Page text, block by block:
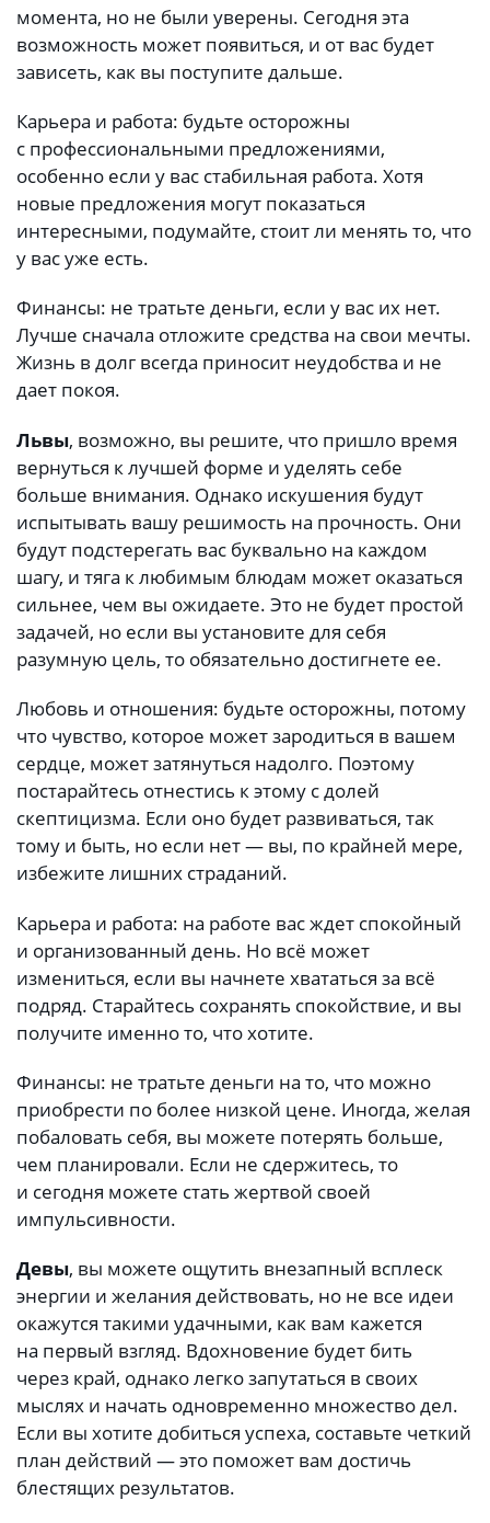
момента, но не были уверены. Сегодня эта
возможность может появиться, и от вас будет
зависеть, как вы поступите дальше.
Карьера и работа: будьте осторожны
с профессиональными предложениями,
особенно если у вас стабильная работа. Хотя
новые предложения могут показаться
интересными, подумайте, стоит ли менять то, что
у вас уже есть.
Финансы: не тратьте деньги, если у вас их нет.
Лучше сначала отложите средства на свои мечты.
Жизнь в долг всегда приносит неудобства и не
дает покоя.
Львы, возможно, вы решите, что пришло время
вернуться к лучшей форме и уделять себе
больше внимания. Однако искушения будут
испытывать вашу решимость на прочность. Они
будут подстерегать вас буквально на каждом
шагу, и тяга к любимым блюдам может оказаться
сильнее, чем вы ожидаете. Это не будет простой
задачей, но если вы установите для себя
разумную цель, то обязательно достигнете ее.
Любовь и отношения: будьте осторожны, потому
что чувство, которое может зародиться в вашем
сердце, может затянуться надолго. Поэтому
постарайтесь отнестись к этому с долей
скептицизма. Если оно будет развиваться, так
тому и быть, но если нет — вы, по крайней мере,
избежите лишних страданий.
Карьера и работа: на работе вас ждет спокойный
и организованный день. Но всё может
измениться, если вы начнете хвататься за всё
подряд. Старайтесь сохранять спокойствие, и вы
получите именно то, что хотите.
Финансы: не тратьте деньги на то, что можно
приобрести по более низкой цене. Иногда, желая
побаловать себя, вы можете потерять больше,
чем планировали. Если не сдержитесь, то
и сегодня можете стать жертвой своей
импульсивности.
Девы, вы можете ощутить внезапный всплеск
энергии и желания действовать, но не все идеи
окажутся такими удачными, как вам кажется
на первый взгляд. Вдохновение будет бить
через край, однако легко запутаться в своих
мыслях и начать одновременно множество дел.
Если вы хотите добиться успеха, составьте четкий
план действий — это поможет вам достичь
блестящих результатов.